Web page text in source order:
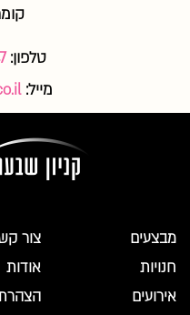
טלפון:
מייל:
מבצעים
חנויות
אירועים
צור
אודות